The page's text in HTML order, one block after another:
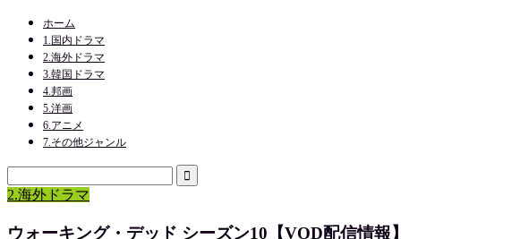
ホーム
1.国内ドラマ
2.海外ドラマ
3.韓国ドラマ
4.邦画
5.洋画
6.アニメ
7.その他ジャンル
2.海外ドラマ
ウォーキング・デッド シーズン10【VOD配信情報】